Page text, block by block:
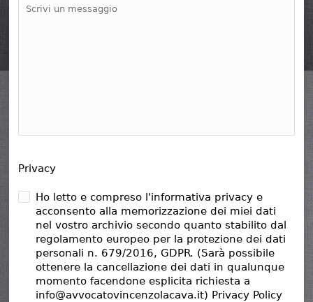
Privacy
Ho letto e compreso l'informativa privacy e
acconsento alla memorizzazione dei miei dati
nel vostro archivio secondo quanto stabilito dal
regolamento europeo per la protezione dei dati
personali n. 679/2016, GDPR. (Sarà possibile
ottenere la cancellazione dei dati in qualunque
momento facendone esplicita richiesta a
info@avvocatovincenzolacava.it) Privacy Policy